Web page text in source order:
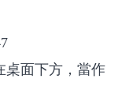
桌面下方，當作